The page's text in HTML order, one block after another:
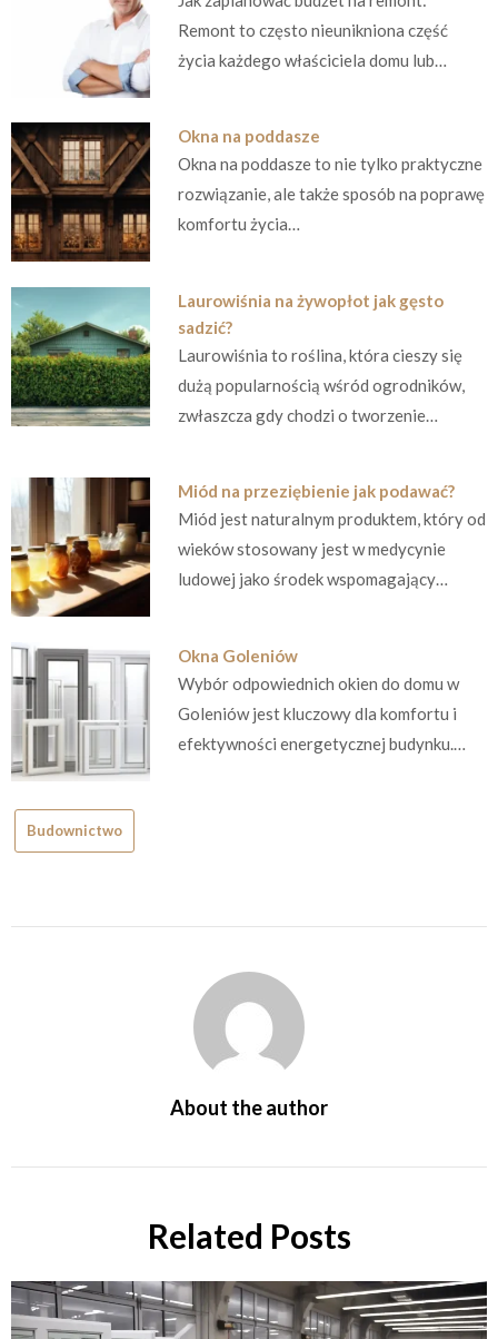
Remont to często nieunikniona część
życia każdego właściciela domu lub…
Okna na poddasze
Okna na poddasze to nie tylko praktyczne
rozwiązanie, ale także sposób na poprawę
komfortu życia…
Laurowiśnia na żywopłot jak gęsto
sadzić?
Laurowiśnia to roślina, która cieszy się
dużą popularnością wśród ogrodników,
zwłaszcza gdy chodzi o tworzenie…
Miód na przeziębienie jak podawać?
Miód jest naturalnym produktem, który od
wieków stosowany jest w medycynie
ludowej jako środek wspomagający…
Okna Goleniów
Wybór odpowiednich okien do domu w
Goleniów jest kluczowy dla komfortu i
efektywności energetycznej budynku.…
Budownictwo
About the author
Related Posts